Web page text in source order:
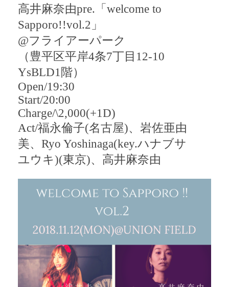
高井麻奈由pre. 「 welcome to
Sapporo!!vol.2 」
@フライアーパーク
（豊平区平岸4条7丁目 12-10
YsBLD1 階）
Open/19:30
Start/20:00
Charge/\2,000(+1D)
Act/福永倫子(名古屋)、岩佐亜由
美、 Ryo Yoshinaga(key.ハナブサ
ユウキ)(東京)、高井麻奈由